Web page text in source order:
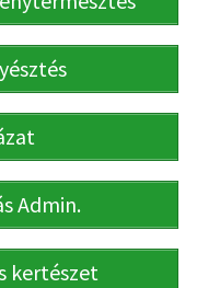
Admin.
kertészet